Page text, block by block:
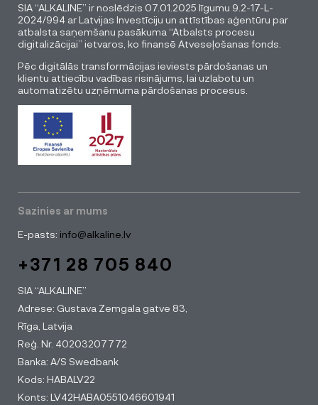
SIA “ALKALINE” ir noslēdzis 07.01.2025 līgumu 9.2-17-L-
2024/994 ar Latvijas Investīciju un attīstības aģentūru par
atbalsta saņemšanu pasākuma “Atbalsts procesu
digitalizācijai” ietvaros, ko finansē Atveseļošanas fonds.
Pēc digitālās transformācijas ieviests pārdošanas un
klientu attiecību vadības risinājums, lai uzlabotu un
automatizētu uzņēmuma pārdošanas procesus.
Sazinies ar mums
E-pasts: info@alkaline.lv
+371 28 705 840
SIA “ALKALINE”
Adrese: Gustava Zemgala gatve 83,
Rīga, Latvija
Reģ. Nr. 40203207772
Banka: A/S Swedbank
Kods: HABALV22
Konts: LV42HABA0551046601941